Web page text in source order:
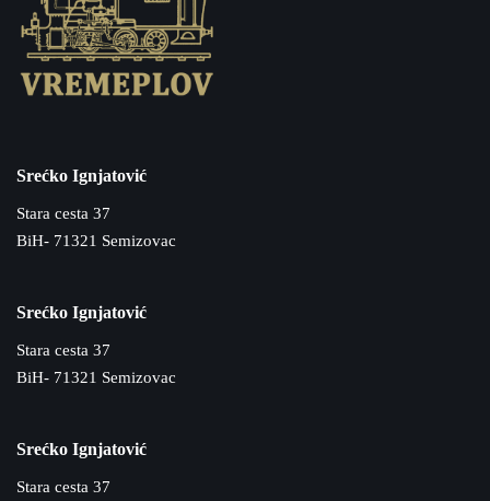
Srećko Ignjatović
Stara cesta 37
BiH- 71321 Semizovac
Srećko Ignjatović
Stara cesta 37
BiH- 71321 Semizovac
Srećko Ignjatović
Stara cesta 37